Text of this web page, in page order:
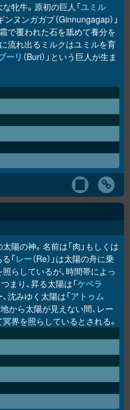
牝牛。原初の巨人「ユミル
ンヌンガガプ（Ginnungagap）」
で覆われた石を舐めて養分を
流れ出るミルクはユミルを育
ーリ （Buri）」という巨人が生ま
陽の神。名前は「肉」もしくは
「レー（Re）」は太陽の舟に乗
らしているが、時間帯によっ
まり、昇る太陽は「ケペラ
、沈みゆく太陽は「アトゥム
地から太陽が見えない間、レー
界を照らしているとされる。